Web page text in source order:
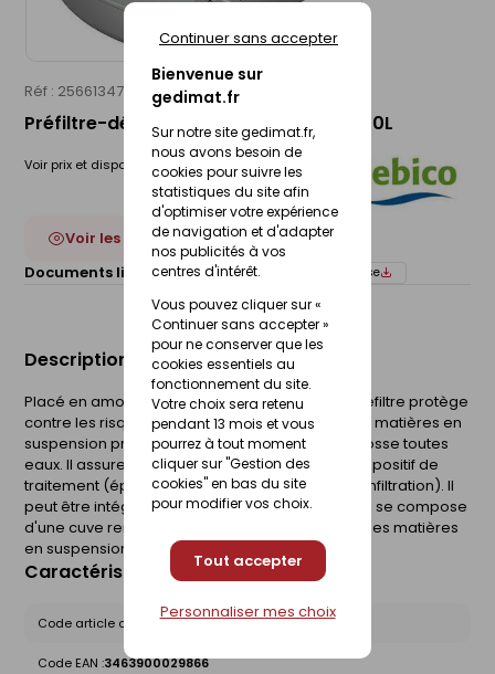
Bienvenue sur
gedimat.fr
Sur notre site gedimat.fr,
nous avons besoin de
cookies pour suivre les
statistiques du site afin
d'optimiser votre expérience
de navigation et d'adapter
nos publicités à vos
centres d'intérêt.
Vous pouvez cliquer sur «
Continuer sans accepter »
pour ne conserver que les
cookies essentiels au
fonctionnement du site.
Votre choix sera retenu
pendant 13 mois et vous
pourrez à tout moment
cliquer sur "Gestion des
cookies" en bas du site
pour modifier vos choix.
Tout accepter
Continuer sans accepter
Personnaliser mes choix
Réf : 25661347 SEBICO
Préfiltre-décofiltre polyéthylène - 1 500L
Voir prix et disponibilité en magasin
Voir les 6 déclinaisons
Documents liés :
Fiche technique Notice de pose
Description du produit
Placé en amont du dispositif d'évacuation, le préfiltre protège
contre les risques de colmatage en retenant les matières en
suspension provenant accidentellement de la fosse toutes
eaux. Il assure la longévité et la protection du dispositif de
traitement (épandage, filtre à sable ou tertre d'infiltration). Il
peut être intégré ou non à la fosse toutes eaux. Il se compose
d'une cuve remplie de pouzzolane pour piéger les matières
en suspension. Dimensions : 1,6x1,2x1,2m.
Caractéristiques du produit
Code article chez le fournisseur :DF15O
Code EAN :3463900029866